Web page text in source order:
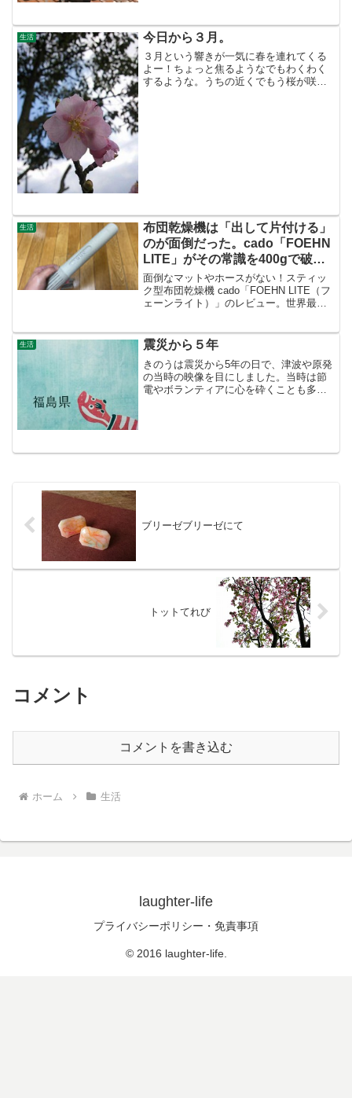
生活 今日から３月。
３月という響きが一気に春を連れてくる
よー！ちょっと焦るようなでもわくわく
するような。うちの近くでもう桜が咲い
生活
布団乾燥機は「出して片付ける」
のが面倒だった。cado「FOEHN
LITE」がその常識を400gで破壊
した話
面倒なマットやホースがない！スティッ
ク型布団乾燥機 cado「FOEHN LITE（フ
ェーンライト）」のレビュー。世界最小
にも持っていけるメリットや、気になる
運転音についても解説します。
生活 震災から５年
きのうは震災から5年の日で、津波や原発
の当時の映像を目にしました。当時は節
電やボランティアに心を砕くことも多か
ブリーゼブリーゼにて
トットてれび
コメント
コメントを書き込む
ホーム 生活
laughter-life
プライバシーポリシー・免責事項
© 2016 laughter-life.